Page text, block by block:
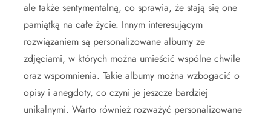
ale także sentymentalną, co sprawia, że stają się one
pamiątką na całe życie. Innym interesującym
rozwiązaniem są personalizowane albumy ze
zdjęciami, w których można umieścić wspólne chwile
oraz wspomnienia. Takie albumy można wzbogacić o
opisy i anegdoty, co czyni je jeszcze bardziej
unikalnymi. Warto również rozważyć personalizowane